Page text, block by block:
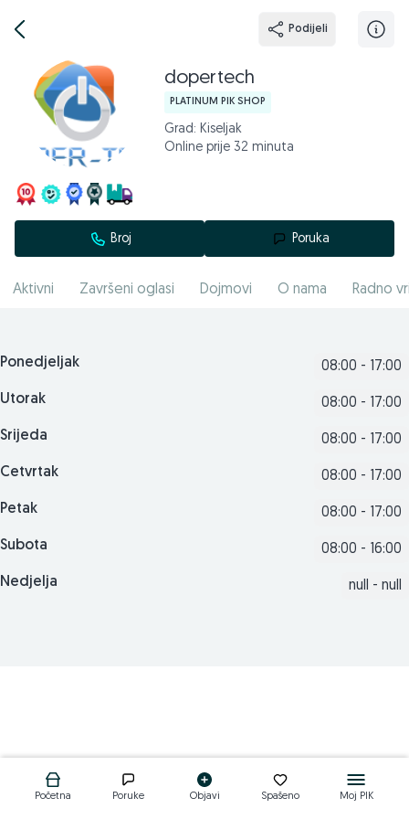
Podijeli
dopertech
PLATINUM PIK SHOP
Grad: Kiseljak
Online prije 32 minuta
Broj Poruka
Aktivni Završeni oglasi Dojmovi O nama Radno
Ponedjeljak 08:00 - 17:00
Utorak 08:00 - 17:00
Srijeda 08:00 - 17:00
Cetvrtak 08:00 - 17:00
Petak 08:00 - 17:00
Subota 08:00 - 16:00
Nedjelja null - null
Početna Poruke Objavi Spašeno Moj PIK